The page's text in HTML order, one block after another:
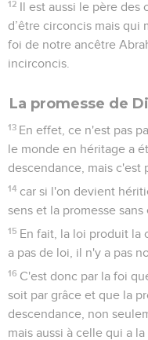
12 Il est aussi le père des
d’être circoncis mais qui
foi de notre ancêtre
incirconcis.
La promesse de
13 En effet, ce n'est pas
le monde en héritage a
descendance, mais c'est
14 car si l'on devient
sens et la promesse sans
15 En fait, la loi produit la
a pas de loi, il n'y a pas
16 C'est donc par la foi
soit par grâce et que la
descendance, non
mais aussi à celle qui a